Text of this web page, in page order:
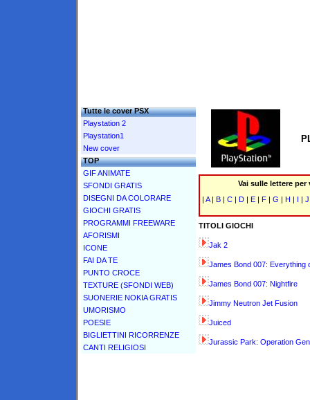
Tutte le cover PSX
Playstation 2
Playstation1
New cover
TOP
GIF ANIMATE
SFONDI GRATIS
DISEGNI DA COLORARE
GIOCHI GRATIS
PROGRAMMI FREEWARE
AFORISMI
ICONE
FAI DA TE
PUNTO CROCE
TEXTURE (SFONDI WEB)
SUONERIE NOKIA GRATIS
UMORISMO
POESIE
BIGLIETTINI RICORRENZE
CANTI RELIGIOSI
Vai sulle lettere
| A | B | C | D | E | F | G | H | I |
TITOLI GIOCHI
Jak 2
James Bond 007: Everything
James Bond 007: Nightfire
Jimmy Neutron Jet Fusion
Juiced
Jurassic Park: Operation